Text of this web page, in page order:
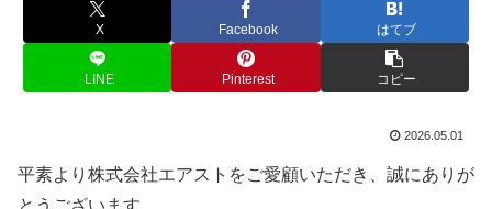
X Facebook はてブ
LINE Pinterest コピー
2026.05.01
平素より株式会社エアストをご愛顧いただき、誠にありが
とうございます。